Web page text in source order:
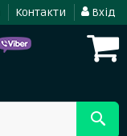
Контакти Вхід